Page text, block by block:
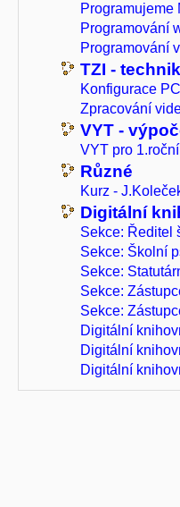
Programování
TZI -
Konfigurace PC
Zpracování
VYT -
VYT pro
Různé
Kurz -
Digitální
Sekce: Ředitel
Sekce: Školní
Sekce:
Sekce:
Sekce:
Digitální
Digitální
Digitální